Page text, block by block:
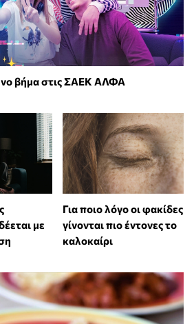
βήμα στις ΣΑΕΚ ΑΛΦΑ
με
Για ποιο λόγο οι φακίδες
γίνονται πιο έντονες το
καλοκαίρι